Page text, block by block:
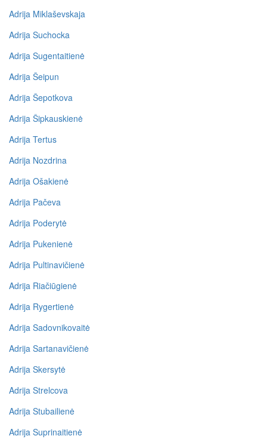
Adrija Miklaševskaja
Adrija Suchocka
Adrija Sugentaitienė
Adrija Šeipun
Adrija Šepotkova
Adrija Šipkauskienė
Adrija Tertus
Adrija Nozdrina
Adrija Ošakienė
Adrija Pačeva
Adrija Poderytė
Adrija Pukenienė
Adrija Pultinavičienė
Adrija Riačiūgienė
Adrija Rygertienė
Adrija Sadovnikovaitė
Adrija Sartanavičienė
Adrija Skersytė
Adrija Strelcova
Adrija Stubailienė
Adrija Suprinaitienė